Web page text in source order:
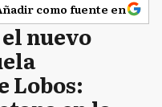
como fuente en
nuevo
Lobos: